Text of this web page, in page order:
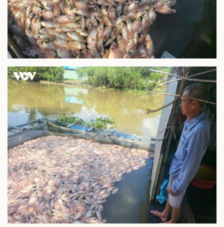
Kinh tế
Bất động sản
Khởi nghiệp
Thị trường
Giá vàng
Tiêu dùng
Tỷ giá
Chứng khoán
Giá cà phê